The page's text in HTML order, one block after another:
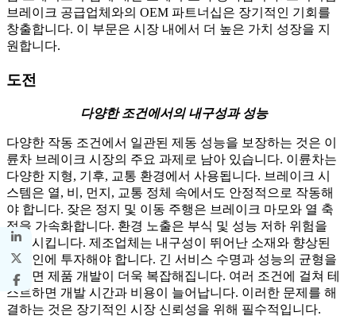
브레이크 공급업체와의 OEM 파트너십은 장기적인 기회를
창출합니다. 이 부문은 시장 내에서 더 높은 가치 성장을 지
원합니다.
도전
다양한 조건에서의 내구성과 성능
다양한 작동 조건에서 일관된 제동 성능을 보장하는 것은 이
륜차 브레이크 시장의 주요 과제로 남아 있습니다. 이륜차는
다양한 지형, 기후, 교통 환경에서 사용됩니다. 브레이크 시
스템은 열, 비, 먼지, 교통 정체 속에서도 안정적으로 작동해
야 합니다. 잦은 정지 및 이동 주행은 브레이크 마모와 열 축
적을 가속화합니다. 환경 노출은 부식 및 성능 저하 위험을
증가시킵니다. 제조업체는 내구성이 뛰어난 소재와 향상된
디자인에 투자해야 합니다. 긴 서비스 수명과 성능의 균형을
맞추면 제품 개발이 더욱 복잡해집니다. 여러 조건에 걸쳐 테
스트하면 개발 시간과 비용이 늘어납니다. 이러한 문제를 해
결하는 것은 장기적인 시장 신뢰성을 위해 필수적입니다.